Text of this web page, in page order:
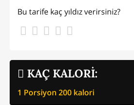
KAÇ KALORİ:
1 Porsiyon 200 kalori
Bu tarife kaç yıldız verirsiniz?